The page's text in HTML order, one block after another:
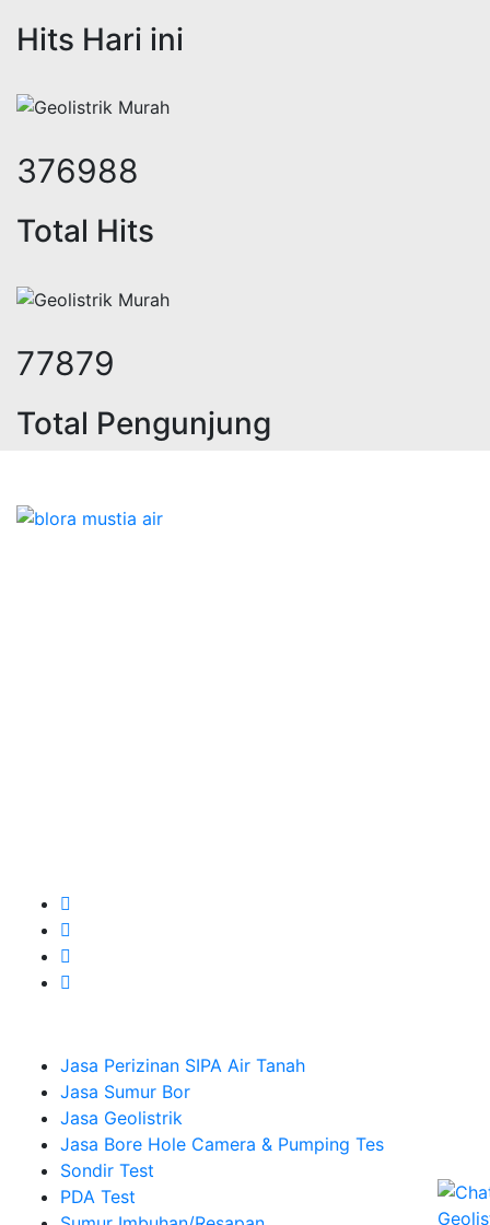
Hits Hari ini
469457
Total Hits
98047
Total Pengunjung
Jasa Perizinan SIPA Air Tanah
Jasa Sumur Bor
Jasa Geolistrik
Jasa Bore Hole Camera & Pumping Tes
Sondir Test
PDA Test